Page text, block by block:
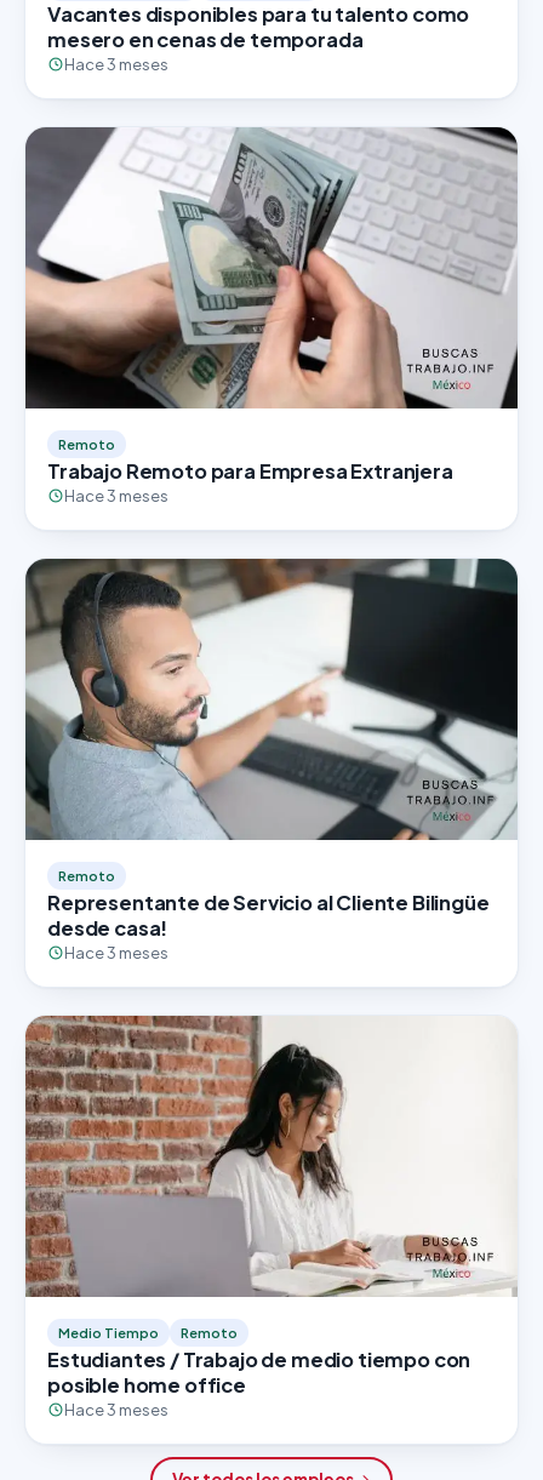
Vacantes disponibles para tu talento como
mesero en cenas de temporada
Hace 3 meses
Remoto
Trabajo Remoto para Empresa Extranjera
Hace 3 meses
Remoto
Representante de Servicio al Cliente Bilingüe
desde casa!
Hace 3 meses
Medio Tiempo Remoto
Estudiantes / Trabajo de medio tiempo con
posible home office
Hace 3 meses